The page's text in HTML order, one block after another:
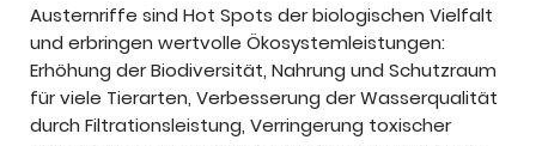
Austernriffe sind Hot Spots der biologischen Vielfalt
und erbringen wertvolle Ökosystemleistungen:
Erhöhung der Biodiversität, Nahrung und Schutzraum
für viele Tierarten, Verbesserung der Wasserqualität
durch Filtrationsleistung, Verringerung toxischer